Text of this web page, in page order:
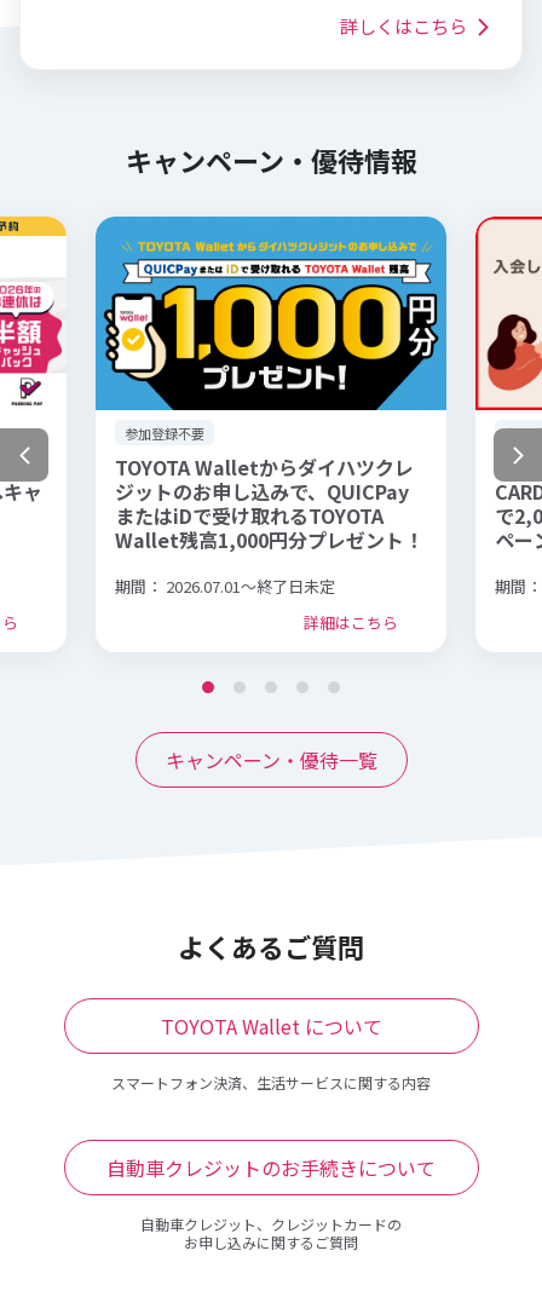
詳しくはこちら
キャンペーン・優待情報
の
ャ
参加登録不要
TOYOTA Walletからダイハツクレ
ジットのお申し込みで、QUICPay
またはiDで受け取れるTOYOTA
Wallet残高1,000円分プレゼント！
期間： 2026.07.01～終了日未定
詳細はこちら
参加
【
で
ペー
期間：
キャンペーン・優待一覧
よくあるご質問
TOYOTA Wallet について
スマートフォン決済、生活サービスに関する内容
自動車クレジットのお手続きについて
自動車クレジット、クレジットカードの
お申し込みに関するご質問